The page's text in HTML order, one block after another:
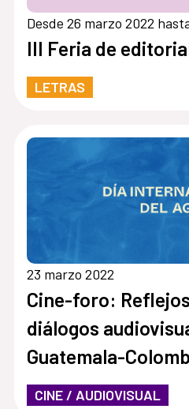
Desde 26 marzo 2022
III Feria de
LETRAS
23 marzo 2022
Cine-foro:
diálogos
Guatemala-
CINE / AUDIOVISUAL